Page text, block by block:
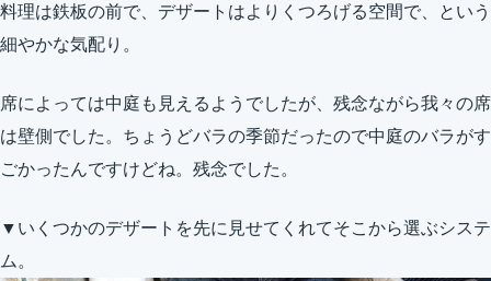
料理は鉄板の前で、デザートはよりくつろげる空間で、という
細やかな気配り。
席によっては中庭も見えるようでしたが、残念ながら我々の席
は壁側でした。ちょうどバラの季節だったので中庭のバラがす
ごかったんですけどね。残念でした。
▼いくつかのデザートを先に見せてくれてそこから選ぶシステ
ム。